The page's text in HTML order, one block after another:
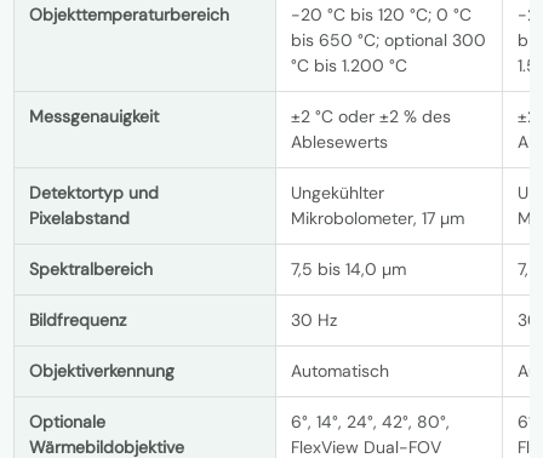
Objekttemperaturbereich
-20 °C bis 120 °C; 0 °C
bis 650 °C; optional 300
°C bis 1.200 °C
-
Messgenauigkeit
±2 °C oder ±2 % des
Ablesewerts
±2
Detektortyp und
Pixelabstand
Ungekühlter
Mikrobolometer, 17 µm
Spektralbereich 7,5 bis 14,0 µm
Bildfrequenz 30 Hz 30
Objektiverkennung Automatisch
Optionale
Wärmebildobjektive
6°, 14°, 24°, 42°, 80°,
FlexView Dual-FOV
6°,